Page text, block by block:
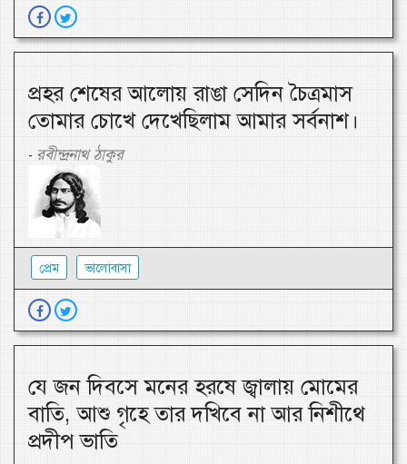
প্রহর শেষের আলোয় রাঙা সেদিন চৈত্রমাস
তোমার চোখে দেখেছিলাম আমার সর্বনাশ।
- রবীন্দ্রনাথ ঠাকুর
প্রেম ভালোবাসা
যে জন দিবসে মনের হরষে জ্বালায় মোমের
বাতি, আশু গৃহে তার দখিবে না আর নিশীথে
প্রদীপ ভাতি